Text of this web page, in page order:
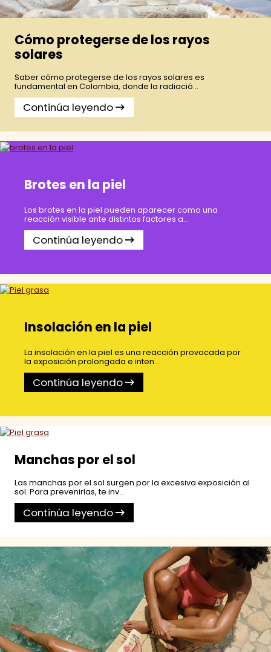
Cómo protegerse de los rayos
solares
Saber cómo protegerse de los rayos solares es
fundamental en Colombia, donde la radiació...
Continúa leyendo
Brotes en la piel
Los brotes en la piel pueden aparecer como una
reacción visible ante distintos factores a...
Continúa leyendo
Insolación en la piel
La insolación en la piel es una reacción provocada por
la exposición prolongada e inten...
Continúa leyendo
Manchas por el sol
Las manchas por el sol surgen por la excesiva exposición al
sol. Para prevenirlas, te inv...
Continúa leyendo